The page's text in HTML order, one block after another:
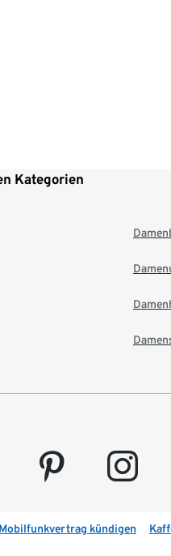
Kategorien
pinterest instagram
Mobilfunkvertrag kündigen